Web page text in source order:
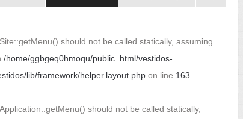
should not be called statically, assuming
/home/ggbgeq0hmoqu/public_html/vestidos-
lib/framework/helper.layout.php on line 163
should not be called statically,